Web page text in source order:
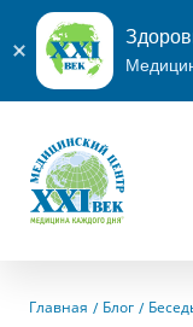
Главная Блог